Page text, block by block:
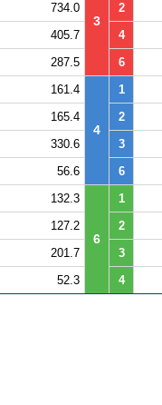
3
734.0 2
405.7 4
287.5 6
161.4
4
1
165.4 2
330.6 3
56.6 6
132.3
6
1
127.2 2
201.7 3
52.3 4